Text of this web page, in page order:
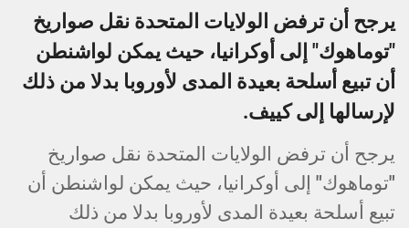
يرجح أن ترفض الولايات المتحدة نقل صواريخ
"توماهوك" إلى أوكرانيا، حيث يمكن لواشنطن
أن تبيع أسلحة بعيدة المدى لأوروبا بدلا من ذلك
لإرسالها إلى كييف.
يرجح أن ترفض الولايات المتحدة نقل صواريخ
"توماهوك" إلى أوكرانيا، حيث يمكن لواشنطن أن
تبيع أسلحة بعيدة المدى لأوروبا بدلا من ذلك